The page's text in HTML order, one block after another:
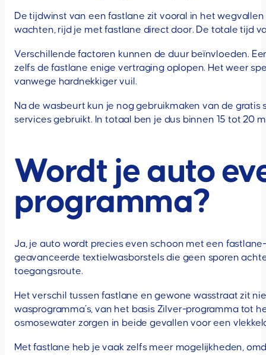
De tijdwinst van een fastlane zit vooral in het
wachten, rijd je met fastlane direct door. De totale tijd
Verschillende factoren kunnen de duur beïnvloeden.
zelfs de fastlane enige vertraging oplopen. Het weer
vanwege hardnekkiger vuil.
Na de wasbeurt kun je nog gebruikmaken van de
services gebruikt. In totaal ben je dus binnen 15 tot 20
Wordt je auto
programma?
Ja, je auto wordt precies even schoon met een
geavanceerde textielwasborstels die geen sporen
toegangsroute.
Het verschil tussen fastlane en gewone wasstraat zit
wasprogramma’s, van het basis Zilver-programma tot
osmosewater zorgen in beide gevallen voor een
Met fastlane heb je vaak zelfs meer mogelijkheden,